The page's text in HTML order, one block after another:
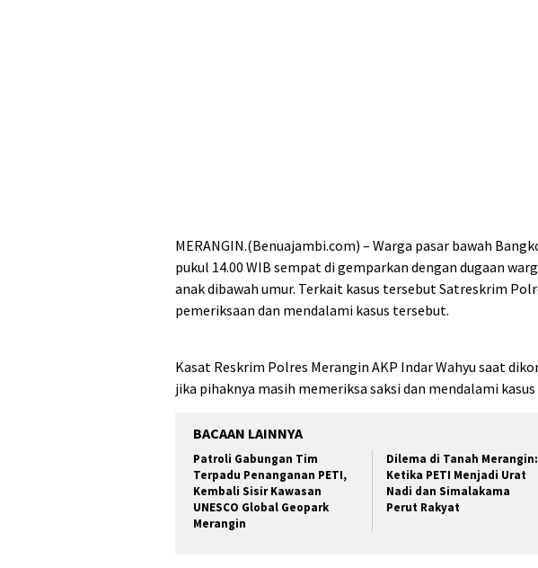
MERANGIN.(Benuajambi.com) – Warga pasar bawah
pukul 14.00 WIB sempat di gemparkan dengan dugaan
anak dibawah umur. Terkait kasus tersebut Satreskrim
pemeriksaan dan mendalami kasus tersebut.
Kasat Reskrim Polres Merangin AKP Indar Wahyu saat
jika pihaknya masih memeriksa saksi dan mendalami
BACAAN LAINNYA
Patroli Gabungan Tim
Terpadu Penanganan PETI,
Kembali Sisir Kawasan
UNESCO Global Geopark
Merangin
Dilema di Tanah Merangin:
Ketika PETI Menjadi Urat
Nadi dan Simalakama
Perut Rakyat